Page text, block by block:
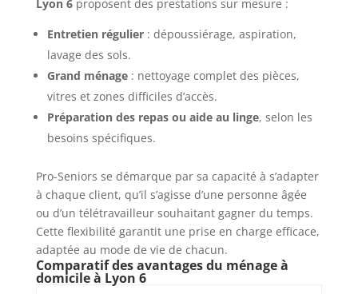
Lyon 6proposent des prestations sur mesure :
Entretien régulier: dépoussiérage, aspiration,
lavage des sols.
Grand ménage: nettoyage complet des pièces,
vitres et zones difficiles d’accès.
Préparation des repas ou aide au linge, selon les
besoins spécifiques.
Pro-Seniors se démarque par sa capacité à s’adapter
à chaque client, qu’il s’agisse d’une personne âgée
ou d’un télétravailleur souhaitant gagner du temps.
Cette flexibilité garantit une prise en charge efficace,
adaptée au mode de vie de chacun.
Comparatif des avantages du ménage à
domicile à Lyon 6